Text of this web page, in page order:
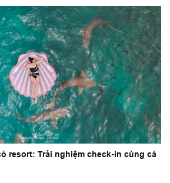
resort: Trải nghiệm check-in cùng cá